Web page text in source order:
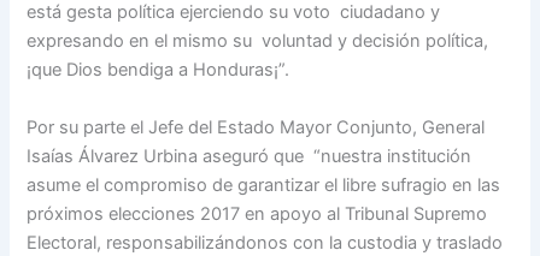
está gesta política ejerciendo su voto ciudadano y
expresando en el mismo su voluntad y decisión política,
¡que Dios bendiga a Honduras¡”.
Por su parte el Jefe del Estado Mayor Conjunto, General
Isaías Álvarez Urbina aseguró que “nuestra institución
asume el compromiso de garantizar el libre sufragio en las
próximos elecciones 2017 en apoyo al Tribunal Supremo
Electoral, responsabilizándonos con la custodia y traslado